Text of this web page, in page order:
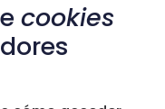
cookies